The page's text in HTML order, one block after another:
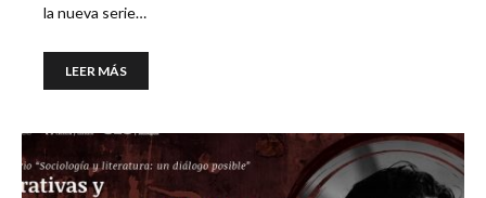
la nueva serie…
LEER MÁS